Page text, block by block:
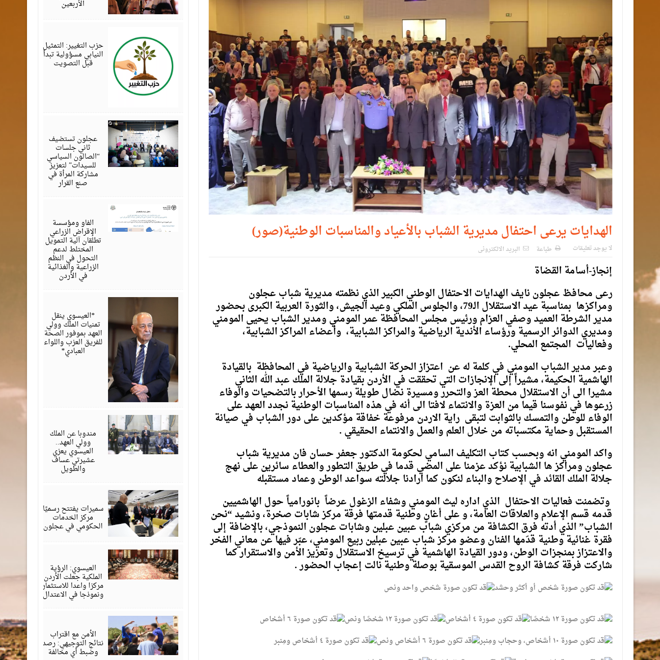
الهدايات يرعى احتفال مديرية الشباب بالأعياد والمناسبات الوطنية(صور)
لا يوجد تعليقات طباعة البريد الالكترونى
إنجاز-أسامة القضاة
رعى محافظ عجلون نايف الهدايات الاحتفال الوطني الكبير الذي نظمته مديرية شباب عجلون
ومراكزها بمناسبة عيد الاستقلال الـ79، والجلوس الملكي وعيد الجيش، والثورة العربية الكبرى بحضور
مدير الشرطة العميد وصفي العزام ورئيس مجلس المحافظة عمر المومني ومدير الشباب يحيى المومني
ومديري الدوائر الرسمية ورؤساء الأندية الرياضية والمراكز الشبابية، وأعضاء المراكز الشبابية،
وفعاليات المجتمع المحلي.
وعبر مدير الشباب المومني في كلمة له عن اعتزاز الحركة الشبابية والرياضية في المحافظة بالقيادة
الهاشمية الحكيمة، مشيراً إلى الإنجازات التي تحققت في الأردن بقيادة جلالة الملك عبد الله الثاني
مشيرا الى أن الاستقلال محطة العز والتحرر ومسيرة نضال طويلة رسمها الأحرار بالتضحيات والوفاء
زرعوها في نفوسنا قيما من العزة والانتماء لافتا الى أنه في هذه المناسبات الوطنية نجدد العهد على
الوفاء للوطن والتمسك بالثوابت لتبقى راية الاردن مرفوعة خفاقة مؤكدين على دور الشباب في صيانة
المستقبل وحماية مكتسباته من خلال العلم والعمل والانتماء الحقيقي .
واكد المومني انه وبحسب كتاب التكليف السامي لحكومة الدكتور جعفر حسان فان مديرية شباب
عجلون ومراكز ها الشبابية نؤكد عزمنا على المضي قدما في طريق التطور والعطاء سائرين على نهج
جلالة الملك القائد في الإصلاح والبناء لنكون كما ارادنا جلالته سواعد الوطن وعماد مستقبله
وتضمنت فعاليات الاحتفال الذي اداره ليث المومني وشفاء الزغول عرضاً بانورامياً حول الهاشميين
قدمه قسم الإعلام والعلاقات العامة، و على أغانٍ وطنية قدمتها فرقة مركز شابات صخرة، ونشيد “نحن
الشباب” الذي أدته فرق الكشافة من مركزي شباب عبين عبلين وشابات عجلون النموذجي، بالإضافة إلى
فقرة غنائية وطنية قدّمها الفنان وعضو مركز شباب عبين عبلين ربيع المومني، عبّر فيها عن معاني الفخر
والاعتزاز بمنجزات الوطن، ودور القيادة الهاشمية في ترسيخ الاستقلال وتعزيز الأمن والاستقرار كما
شاركت فرقة كشافة الروح القدس الموسقية بوصلة وطنية نالت إعجاب الحضور .
الأربعين
حزب التغيير: التمثيل
النيابي مسؤولية تبدأ
قبل التصويت
عجلون تستضيف
ثاني جلسات
“الصالون السياسي
للسيدات” لتعزيز
مشاركة المرأة في
صنع القرار
الفاو ومؤسسة
الإقراض الزراعي
تطلقان آلية التمويل
المختلط لدعم
التحول في النظم
الزراعية والغذائية
في الأردن
*العيسوي ينقل
تمنيات الملك وولي
العهد بموفور الصحة
للفريق العزب واللواء
العبادي*
مندوبا عن الملك
وولي العهد..
العيسوي يعزي
عشيرتي عساف
والطويل
سميرات يفتتح رسميًا
مركز الخدمات
الحكومي في عجلون
العيسوي: الرؤية
الملكية جعلت الأردن
مركزا واعدا للاستثمار
ونموذجا في الاعتدال
الأمن مع اقتراب
نتائج التوجيهي: رصد
وضبط أي مخالفة
أغسطس
2026